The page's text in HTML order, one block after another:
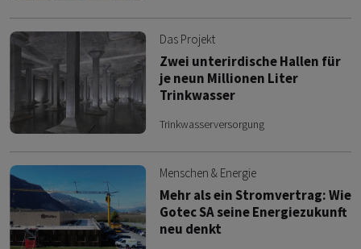
Das Projekt
Zwei unterirdische Hallen für
je neun Millionen Liter
Trinkwasser
Trinkwasserversorgung
Menschen & Energie
Mehr als ein Stromvertrag: Wie
Gotec SA seine Energiezukunft
neu denkt